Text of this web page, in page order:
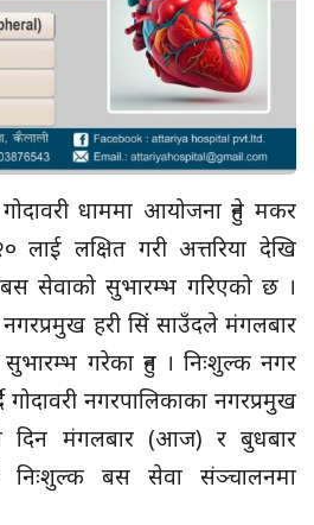
धाममा आयोजना हुने मकर
लाई लक्षित गरी अत्तरिया देखि
बस सेवाको सुभारम्भ गरिएको छ ।
नगरप्रमुख हरी सिं साउँदले मंगलबार
गरेका हुन । निःशुल्क नगर
नगरपालिकाका नगरप्रमुख
दिन मंगलबार (आज) र बुधबार
निःशुल्क बस सेवा संञ्चालनमा